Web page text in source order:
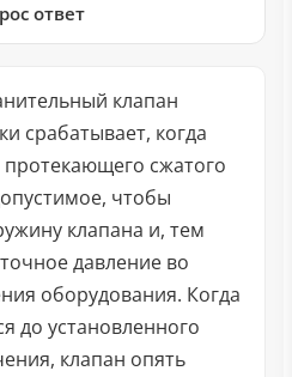
ответ
клапан
срабатывает, когда
сжатого
чтобы
клапана и, тем
давление во
оборудования. Когда
до установленного
клапан опять